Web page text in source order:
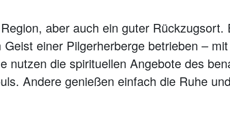
aber auch ein guter
einer Pilgerherberge betrieben –
nutzen die spirituellen Angebote des
Andere genießen einfach die Ruhe